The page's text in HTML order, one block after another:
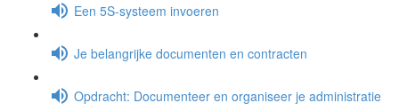
Een 5S-systeem invoeren
Je belangrijke documenten en contracten
Opdracht: Documenteer en organiseer je administratie